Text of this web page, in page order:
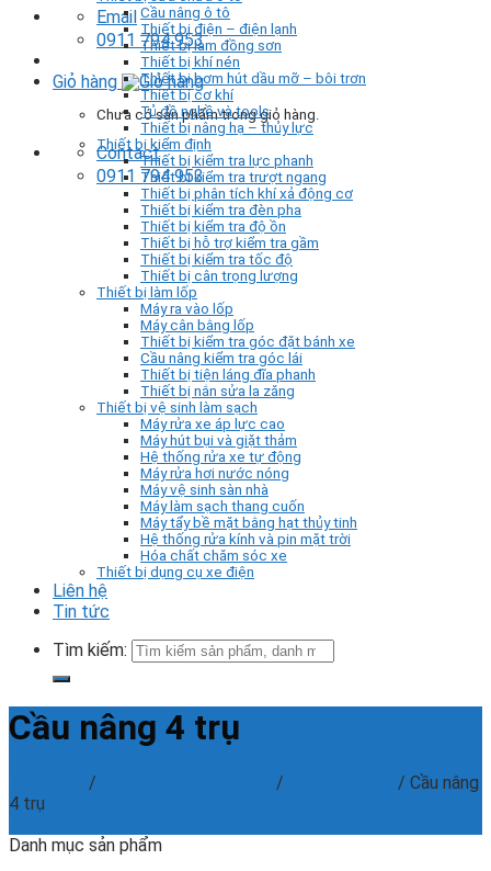
Email
0911 794 953
Giỏ hàng
Chưa có sản phẩm trong giỏ hàng.
Contact
0911 794 953
Cầu nâng ô tô
Thiết bị điện – điện lạnh
Thiết bị làm đồng sơn
Thiết bị khí nén
Thiết bị bơm hút dầu mỡ – bôi trơn
Thiết bị cơ khí
Tủ đồ nghề và tools
Thiết bị nâng hạ – thủy lực
Thiết bị kiểm định
Thiết bị kiểm tra lực phanh
Thiết bị kiểm tra trượt ngang
Thiết bị phân tích khí xả động cơ
Thiết bị kiểm tra đèn pha
Thiết bị kiểm tra độ ồn
Thiết bị hỗ trợ kiểm tra gầm
Thiết bị kiểm tra tốc độ
Thiết bị cân trọng lượng
Thiết bị làm lốp
Máy ra vào lốp
Máy cân bằng lốp
Thiết bị kiểm tra góc đặt bánh xe
Cầu nâng kiểm tra góc lái
Thiết bị tiện láng đĩa phanh
Thiết bị nắn sửa la zăng
Thiết bị vệ sinh làm sạch
Máy rửa xe áp lực cao
Máy hút bụi và giặt thảm
Hệ thống rửa xe tự động
Máy rửa hơi nước nóng
Máy vệ sinh sàn nhà
Máy làm sạch thang cuốn
Máy tẩy bề mặt bằng hạt thủy tinh
Hệ thống rửa kính và pin mặt trời
Hóa chất chăm sóc xe
Thiết bị dụng cụ xe điện
Liên hệ
Tin tức
Tìm kiếm:
Cầu nâng 4 trụ
/ / / Cầu nâng
4 trụ
Danh mục sản phẩm